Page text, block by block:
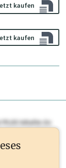
kaufen
kaufen
Inhaltedie
dieses Profil frei
wirtschaft.at PLUS
und viele